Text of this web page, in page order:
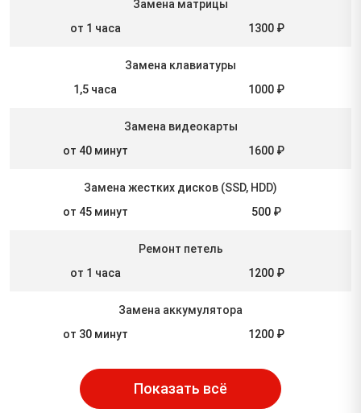
Замена матрицы
от 1 часа
1300 ₽
Замена клавиатуры
1,5 часа
1000 ₽
Замена видеокарты
от 40 минут
1600 ₽
Замена жестких дисков (SSD, HDD)
от 45 минут
500 ₽
Ремонт петель
от 1 часа
1200 ₽
Замена аккумулятора
от 30 минут
1200 ₽
Показать всё